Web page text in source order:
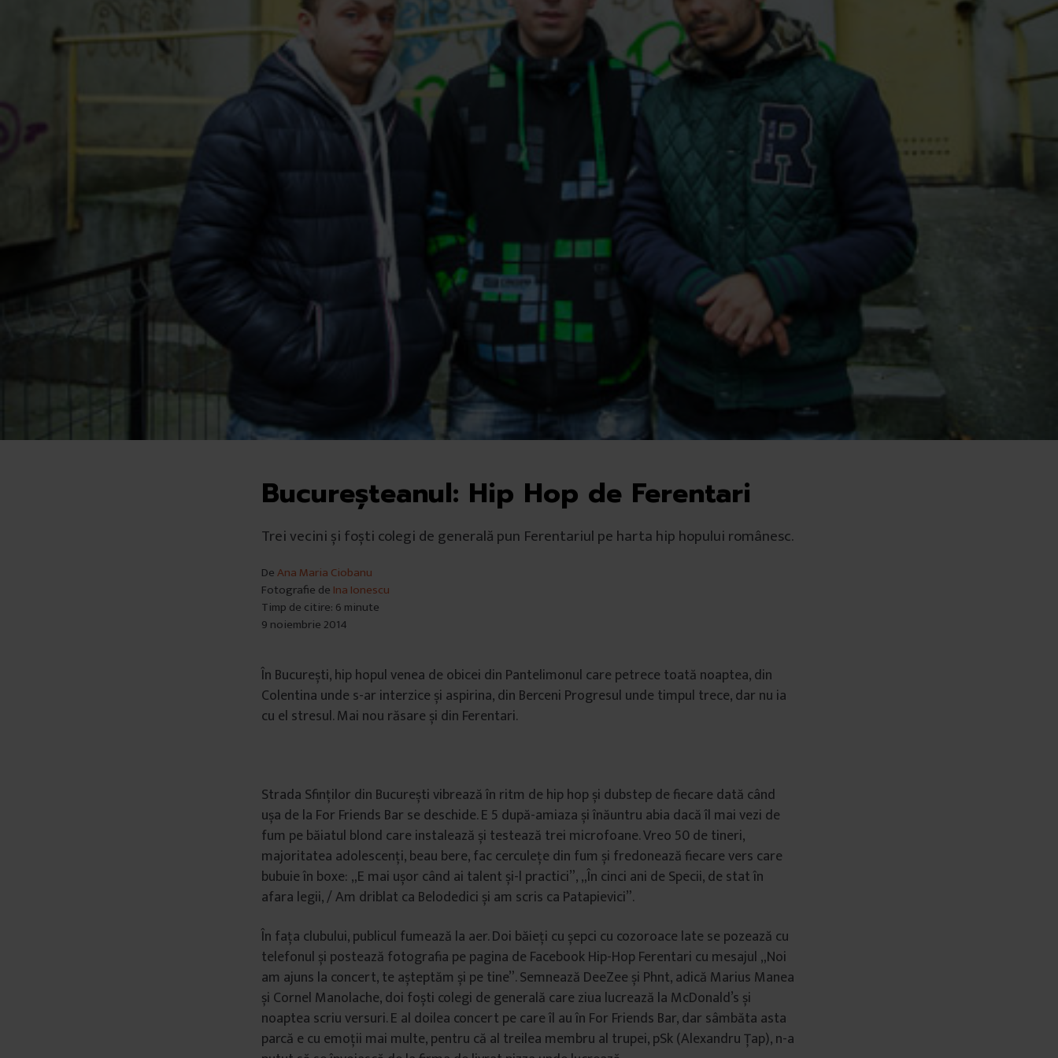
Bucureșteanul: Hip Hop de Ferentari
Trei vecini și foști colegi de generală pun Ferentariul pe harta hip hopului românesc.
DeAna Maria Ciobanu
Fotografie de Ina Ionescu
Timp de citire: 6 minute
9 noiembrie 2014
În București, hip hopul venea de obicei din Pantelimonul care petrece toată noaptea, din
Colentina unde s-ar interzice și aspirina, din Berceni Progresul unde timpul trece, dar nu ia
cu el stresul. Mai nou răsare și din Ferentari.
Strada Sfinților din București vibrează în ritm de hip hop și dubstep de fiecare dată când
ușa de la For Friends Bar se deschide. E 5 după-amiaza și înăuntru abia dacă îl mai vezi de
fum pe băiatul blond care instalează și testează trei microfoane. Vreo 50 de tineri,
majoritatea adolescenți, beau bere, fac cerculețe din fum și fredonează fiecare vers care
bubuie în boxe: „E mai ușor când ai talent și-l practici”, „În cinci ani de Specii, de stat în
afara legii, / Am driblat ca Belodedici și am scris ca Patapievici”.
În fața clubului, publicul fumează la aer. Doi băieți cu șepci cu cozoroace late se pozează cu
telefonul și postează fotografia pe pagina de Facebook Hip-Hop Ferentari cu mesajul „Noi
am ajuns la concert, te așteptăm și pe tine”. Semnează DeeZee și Phnt, adică Marius Manea
și Cornel Manolache, doi foști colegi de generală care ziua lucrează la McDonald’s și
noaptea scriu versuri. E al doilea concert pe care îl au în For Friends Bar, dar sâmbăta asta
parcă e cu emoții mai multe, pentru că al treilea membru al trupei, pSk (Alexandru Țap), n-a